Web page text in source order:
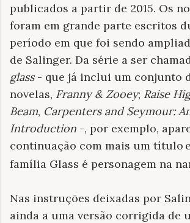
publicados a partir de 2015. Os
foram em grande parte escritos
período em que foi sendo
de Salinger. Da série a ser
glass- que já inclui um conjunto
novelas, Franny & Zooey; Raise
Beam, Carpenters and Seymour:
Introduction -, por exemplo,
continuação com mais um título
família Glass é personagem na
Nas instruções deixadas por
ainda a uma versão corrigida de